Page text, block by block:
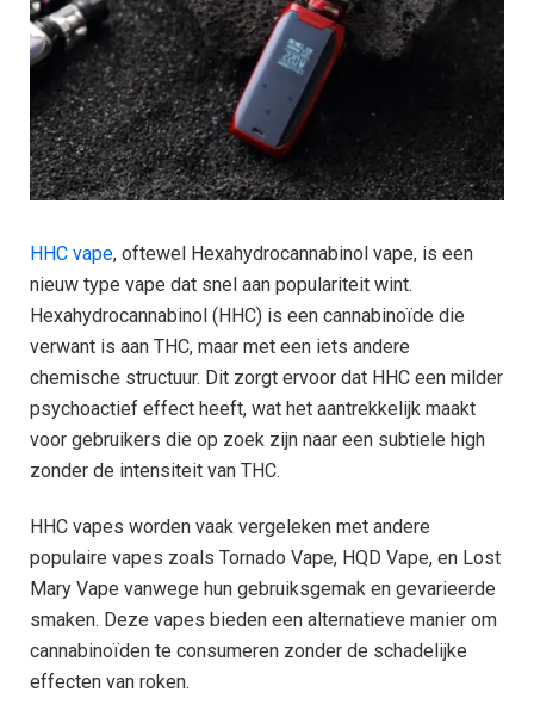
HHC vape, oftewel Hexahydrocannabinol vape, is een
nieuw type vape dat snel aan populariteit wint.
Hexahydrocannabinol (HHC) is een cannabinoïde die
verwant is aan THC, maar met een iets andere
chemische structuur. Dit zorgt ervoor dat HHC een milder
psychoactief effect heeft, wat het aantrekkelijk maakt
voor gebruikers die op zoek zijn naar een subtiele high
zonder de intensiteit van THC.
HHC vapes worden vaak vergeleken met andere
populaire vapes zoals Tornado Vape, HQD Vape, en Lost
Mary Vape vanwege hun gebruiksgemak en gevarieerde
smaken. Deze vapes bieden een alternatieve manier om
cannabinoïden te consumeren zonder de schadelijke
effecten van roken.